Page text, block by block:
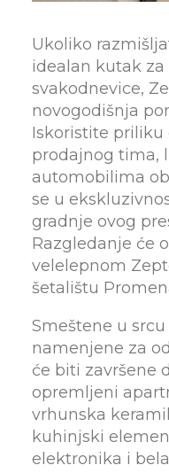
Ukoliko
idealan kutak za
svakodnevice,
novogodišnja
Iskoristite priliku
prodajnog tima,
automobilima
se u
gradnje ovog
Razgledanje će
velelepnom
šetalištu
Smeštene u
namenjene za
će biti završene
opremljeni
vrhunska
kuhinjski
elektronika i